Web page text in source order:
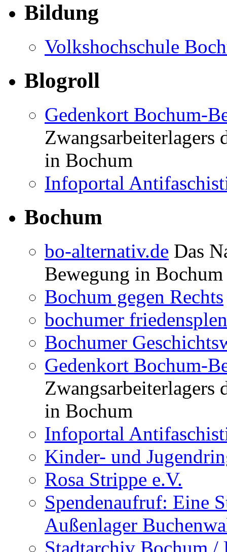
Bildung
Volkshochschule
Blogroll
Gedenkort Bochum-
Zwangsarbeiterlagers
in Bochum
Infoportal
Bochum
bo-alternativ.de Das
Bewegung in Bochum
Bochum gegen Rechts
bochumer
Bochumer
Gedenkort Bochum-
Zwangsarbeiterlagers
in Bochum
Infoportal
Kinder- und
Rosa Strippe e.V.
Spendenaufruf: Eine
Außenlager
Stadtarchiv Bochum